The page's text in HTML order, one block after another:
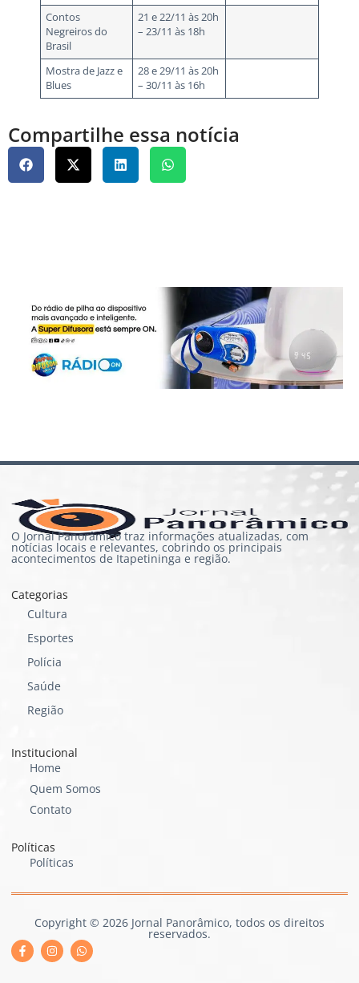
Contos
Negreiros do
Brasil
21 e 22/11 às 20h
– 23/11 às 18h
Mostra de Jazz e
Blues
28 e 29/11 às 20h
– 30/11 às 16h
Compartilhe essa notícia
O Jornal Panorâmico traz informações atualizadas, com
notícias locais e relevantes, cobrindo os principais
acontecimentos de Itapetininga e região.
Categorias
Cultura
Esportes
Polícia
Saúde
Região
Institucional
Home
Quem Somos
Contato
Políticas
Políticas
Copyright © 2026 Jornal Panorâmico, todos os direitos
reservados.